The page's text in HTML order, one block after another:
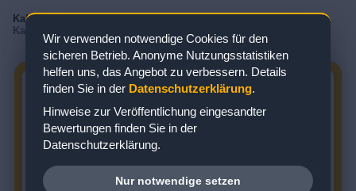
Kabinenbewertungen
Kabine 10108
MEIN SCHIFF 1 KABINE 10108:
BEWERTUNG ZUR JUNIOR SUITE
Zielgebiet: Ostsee
Wir verwenden notwendige Cookies für den
sicheren Betrieb. Anonyme Nutzungsstatistiken
helfen uns, das Angebot zu verbessern. Details
finden Sie in der Datenschutzerklärung.
Hinweise zur Veröffentlichung eingesandter
Bewertungen finden Sie in der
Datenschutzerklärung.
Nur notwendige setzen